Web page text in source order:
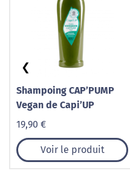
Shampoing CAP’PUMP
Vegan de Capi’UP
19,90 €
Voir le produit
❮